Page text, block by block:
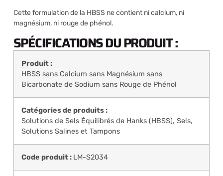
Cette formulation de la HBSS ne contient ni calcium, ni
magnésium, ni rouge de phénol.
SPÉCIFICATIONS DU PRODUIT :
Produit :
HBSS sans Calcium sans Magnésium sans
Bicarbonate de Sodium sans Rouge de Phénol
Catégories de produits :
Solutions de Sels Équilibrés de Hanks (HBSS), Sels,
Solutions Salines et Tampons
Code produit : LM-S2034